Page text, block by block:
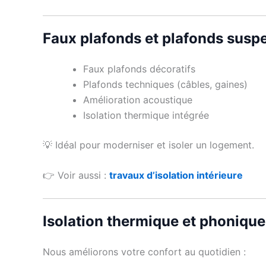
Faux plafonds et plafonds
Faux plafonds décoratifs
Plafonds techniques (câbles, gaines)
Amélioration acoustique
Isolation thermique intégrée
💡 Idéal pour moderniser et isoler un logement.
👉 Voir aussi : travaux d’isolation intérieure
Isolation thermique et phonique
Nous améliorons votre confort au quotidien :